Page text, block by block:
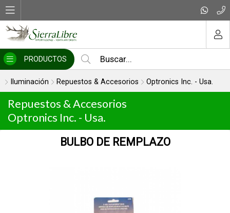
PRODUCTOS
Iluminación Repuestos & Accesorios Optronics Inc. - Usa.
Repuestos & Accesorios
Optronics Inc. - Usa.
BULBO DE REMPLAZO